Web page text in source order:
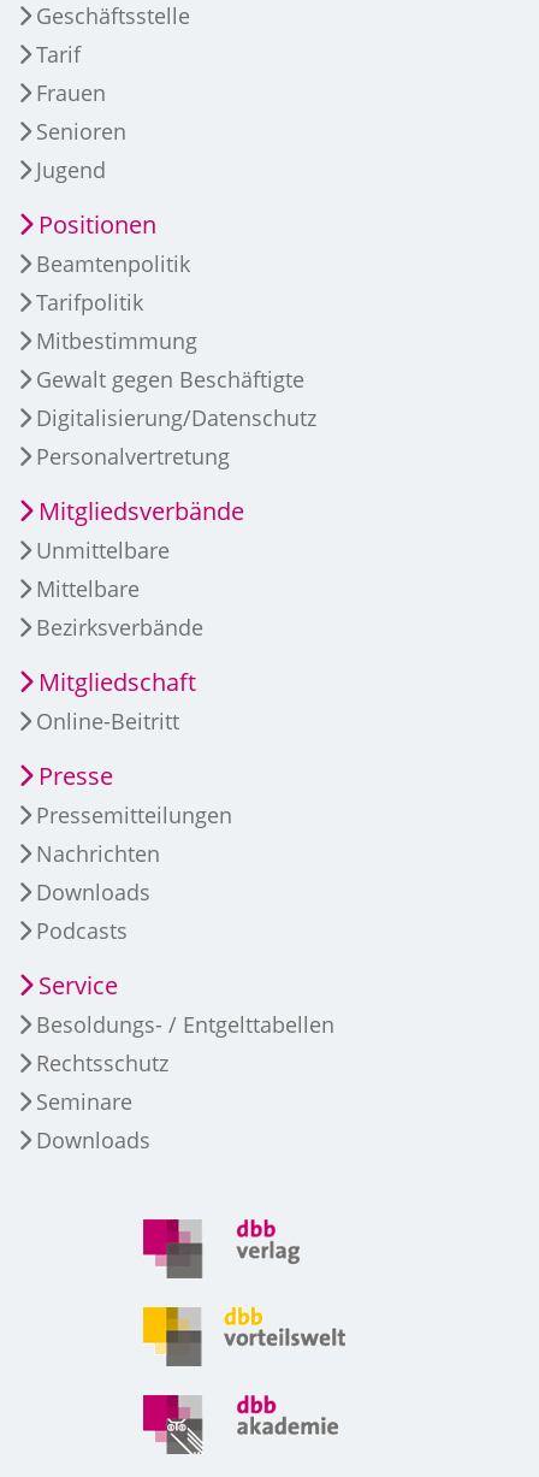
Geschäftsstelle
Tarif
Frauen
Senioren
Jugend
Positionen
Beamtenpolitik
Tarifpolitik
Mitbestimmung
Gewalt gegen Beschäftigte
Digitalisierung/Datenschutz
Personalvertretung
Mitgliedsverbände
Unmittelbare
Mittelbare
Bezirksverbände
Mitgliedschaft
Online-Beitritt
Presse
Pressemitteilungen
Nachrichten
Downloads
Podcasts
Service
Besoldungs- / Entgelttabellen
Rechtsschutz
Seminare
Downloads